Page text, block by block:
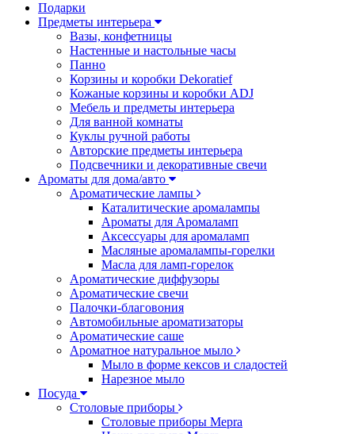
Подарки
Предметы интерьера
Вазы, конфетницы
Настенные и настольные часы
Панно
Корзины и коробки Dekoratief
Кожаные корзины и коробки ADJ
Мебель и предметы интерьера
Для ванной комнаты
Куклы ручной работы
Авторские предметы интерьера
Подсвечники и декоративные свечи
Ароматы для дома/авто
Ароматические лампы
Каталитические аромалампы
Ароматы для Аромаламп
Аксессуары для аромаламп
Масляные аромалампы-горелки
Масла для ламп-горелок
Ароматические диффузоры
Ароматические свечи
Палочки-благовония
Автомобильные ароматизаторы
Ароматические саше
Ароматное натуральное мыло
Мыло в форме кексов и сладостей
Нарезное мыло
Посуда
Столовые приборы
Столовые приборы Mepra